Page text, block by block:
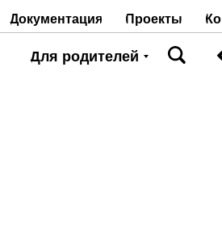
Документация Проекты
Для родителей